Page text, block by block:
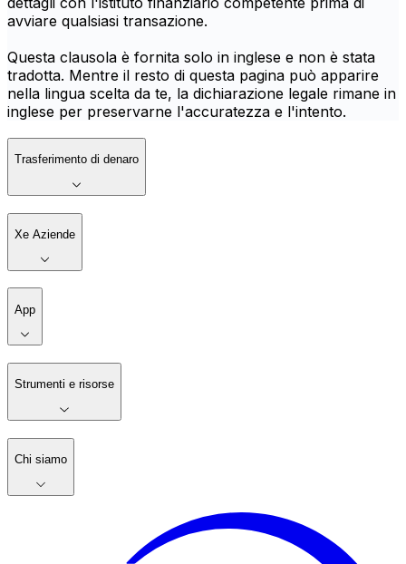
avviare qualsiasi transazione.
Questa clausola è fornita solo in inglese e non è stata
tradotta. Mentre il resto di questa pagina può apparire
nella lingua scelta da te, la dichiarazione legale rimane in
inglese per preservarne l'accuratezza e l'intento.
Trasferimento di denaro
Xe Aziende
App
Strumenti e risorse
Chi siamo